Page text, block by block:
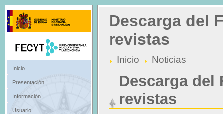
Descarga del
revistas
Inicio Noticias
Descarga del
revistas
Inicio
Presentación
Información
Usuario